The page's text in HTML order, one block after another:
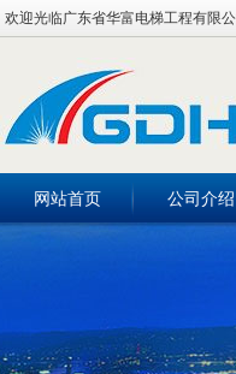
欢迎光临广东省华富电梯工程有限公
网站首页 公司介绍